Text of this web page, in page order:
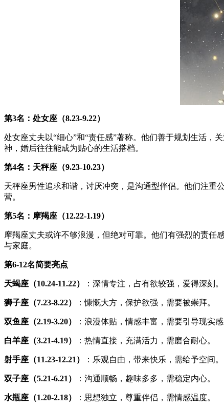
第3名：处女座（8.23-9.22）
处女座丈夫以“细心”和“责任感”著称。他们善于规划生活
神，婚后往往能成为贴心的生活搭档。
第4名：天秤座（9.23-10.23）
天秤座男性追求和谐，讨厌冲突，是沟通型伴侣。他们注重
营。
第5名：摩羯座（12.22-1.19）
摩羯座丈夫或许不够浪漫，但绝对可靠。他们有强烈的责
与家庭。
第6-12名简要亮点
天蝎座（10.24-11.22） ：深情专注，占有欲较强，爱得深刻。
狮子座（7.23-8.22） ：慷慨大方，保护欲强，需要被崇拜。
双鱼座（2.19-3.20） ：浪漫体贴，情感丰富，需要引导现实感
白羊座（3.21-4.19） ：热情直接，充满活力，需磨合耐心。
射手座（11.23-12.21） ：乐观自由，带来快乐，需给予空间。
双子座（5.21-6.21） ：沟通顺畅，趣味多多，需稳定内心。
水瓶座（1.20-2.18） ：思想独立，尊重伴侣，需情感温度。